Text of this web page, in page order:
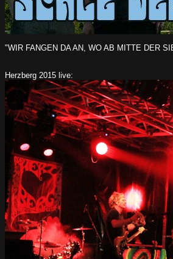
"WIR FANGEN DA AN, WO AB MITTE DER
Herzberg 2015 live: